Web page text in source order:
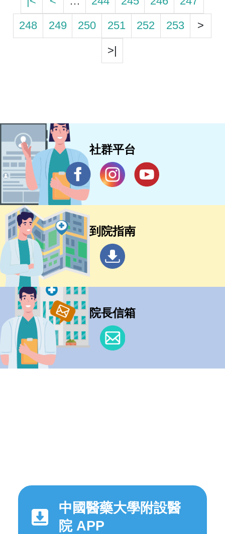
248
249 250 251 252 253
>
>|
社群平台
到院指南
院長信箱
中國醫藥大學附設醫
院 APP